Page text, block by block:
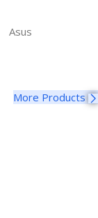
Asus
More Products